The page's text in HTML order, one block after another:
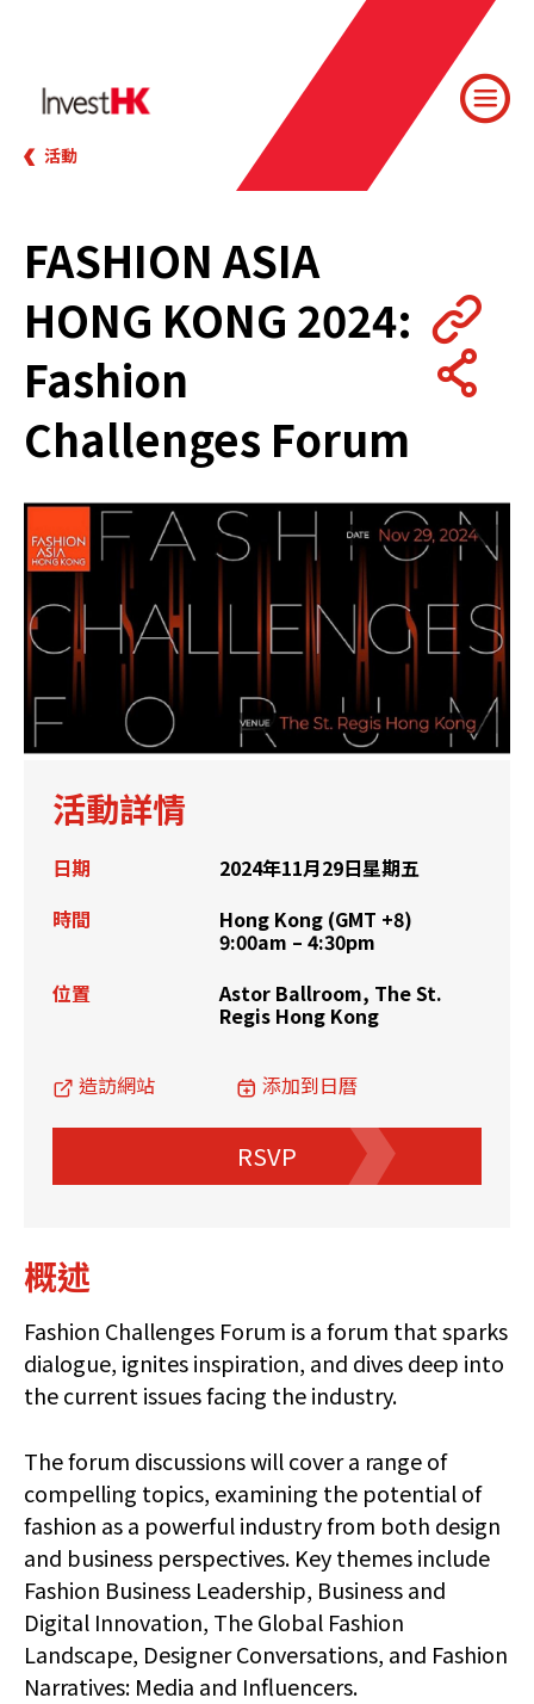
活動
FASHION ASIA
HONG KONG 2024:
Fashion
Challenges Forum
活動詳情
日期
2024年11月29日星期五
時間
Hong Kong (GMT +8)
9:00am – 4:30pm
位置
Astor Ballroom, The St.
Regis Hong Kong
造訪網站 添加到日曆
RSVP
概述
Fashion Challenges Forum is a forum that sparks
dialogue, ignites inspiration, and dives deep into
the current issues facing the industry.
The forum discussions will cover a range of
compelling topics, examining the potential of
fashion as a powerful industry from both design
and business perspectives. Key themes include
Fashion Business Leadership, Business and
Digital Innovation, The Global Fashion
Landscape, Designer Conversations, and Fashion
Narratives: Media and Influencers.